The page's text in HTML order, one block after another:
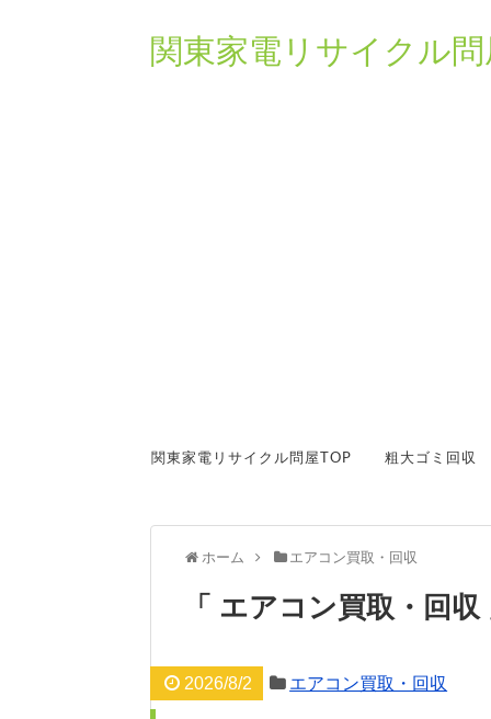
関東家電リサイクル
関東家電リサイクル問屋TOP 粗大ゴミ回収
ホーム エアコン買取・回収
エアコン買取・回収
2026/8/2 エアコン買取・回収